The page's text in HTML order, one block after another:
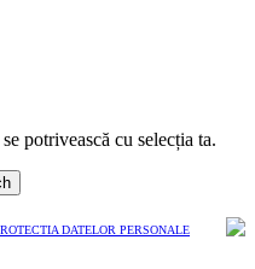
potrivească cu selecția ta.
DATELOR PERSONALE